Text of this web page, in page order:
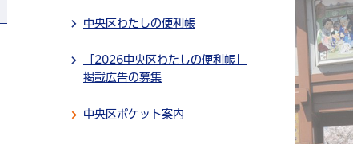
中央区わたしの便利帳
「2026中央区わたしの便利帳」
掲載広告の募集
中央区ポケット案内